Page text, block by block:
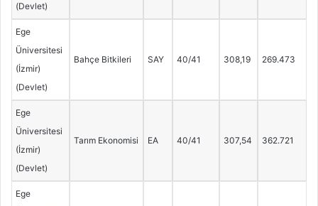
(Devlet)
Ege
Üniversitesi
(İzmir)
(Devlet)
Bahçe Bitkileri SAY 40/41 308,19 269.473
Ege
Üniversitesi
(İzmir)
(Devlet)
Tarım Ekonomisi EA 40/41 307,54 362.721
Ege